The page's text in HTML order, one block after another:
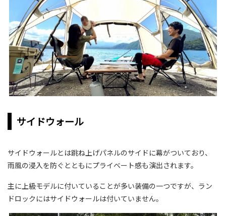
サイドウォール
サイドウォールとは跳ね上げパネルのサイドに幕がついており、
雨風の浸入を防ぐとともにプライベート感も演出されます。
主に上級モデルに付いていることが多い装備の一つですが、ラン
ドロックにはサイドウォールは付いていません。